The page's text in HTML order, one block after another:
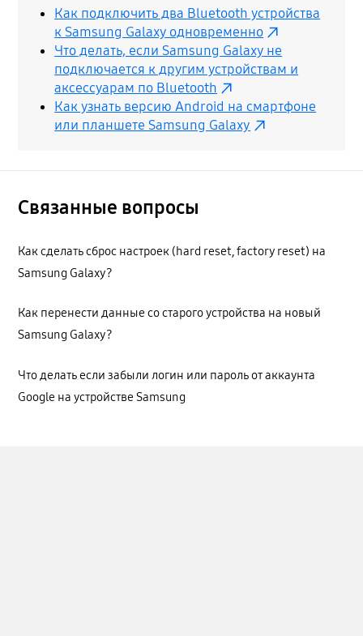
Как подключить два Bluetooth устройства
к Samsung Galaxy одновременно
Что делать, если Samsung Galaxy не
подключается к другим устройствам и
аксессуарам по Bluetooth
Как узнать версию Android на смартфоне
или планшете Samsung Galaxy
Связанные вопросы
Как сделать сброс настроек (hard reset, factory reset) на
Samsung Galaxy?
Как перенести данные со старого устройства на новый
Samsung Galaxy?
Что делать если забыли логин или пароль от аккаунта
Google на устройстве Samsung